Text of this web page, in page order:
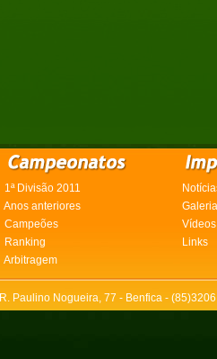
1ª Divisão 2011
Anos anteriores
Campeões
Vídeos
Ranking
Links
Arbitragem
R. Paulino Nogueira, 77 - Benfica -